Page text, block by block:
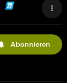
Abonnieren